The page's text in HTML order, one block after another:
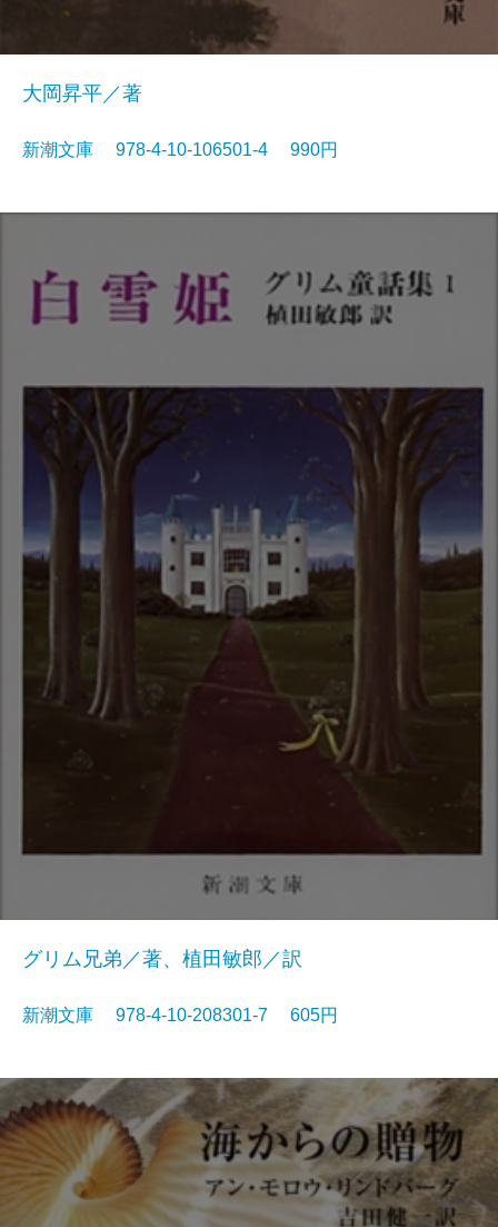
大岡昇平／著
新潮文庫 978-4-10-106501-4 990円
グリム兄弟／著、植田敏郎／訳
新潮文庫 978-4-10-208301-7 605円